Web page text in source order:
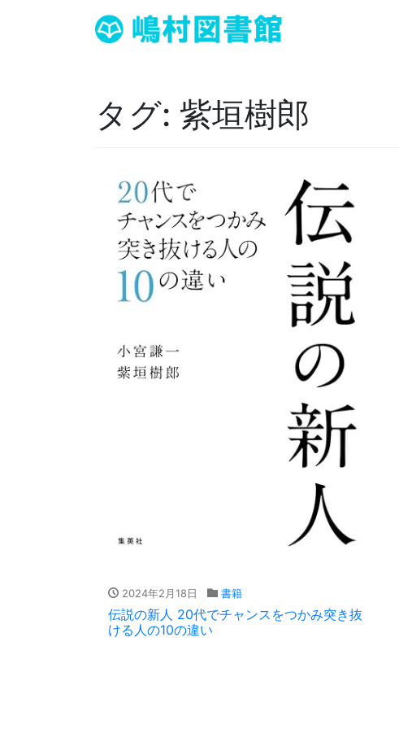
タグ: 紫垣樹郎
2024年2月18日 書籍
伝説の新人 20代でチャンスをつかみ突き抜
ける人の10の違い